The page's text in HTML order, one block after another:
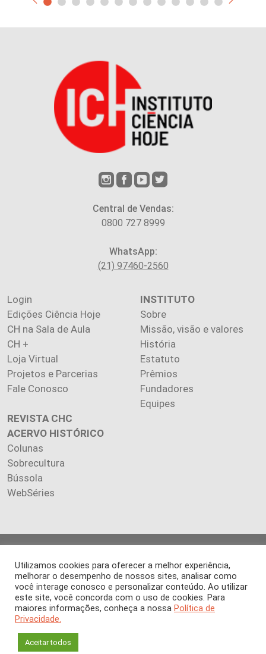
Central de Vendas:
0800 727 8999
WhatsApp:
(21) 97460-2560
Login
Edições Ciência Hoje
CH na Sala de Aula
CH +
Loja Virtual
Projetos e Parcerias
Fale Conosco
INSTITUTO
Sobre
Missão, visão e valores
História
Estatuto
Prêmios
Fundadores
Equipes
REVISTA CHC
ACERVO HISTÓRICO
Colunas
Sobrecultura
Bússola
WebSéries
reservados.
Os artigos publicados na revista refletem exclusivamente a
opinião de seus autores.
É proibida a reprodução, integral ou parcial, do conteúdo (imagens
Utilizamos cookies para oferecer a melhor experiência,
melhorar o desempenho de nossos sites, analisar como
você interage conosco e personalizar conteúdo. Ao utilizar
este site, você concorda com o uso de cookies. Para
maiores informações, conheça a nossa Política de
Privacidade.
Aceitar todos